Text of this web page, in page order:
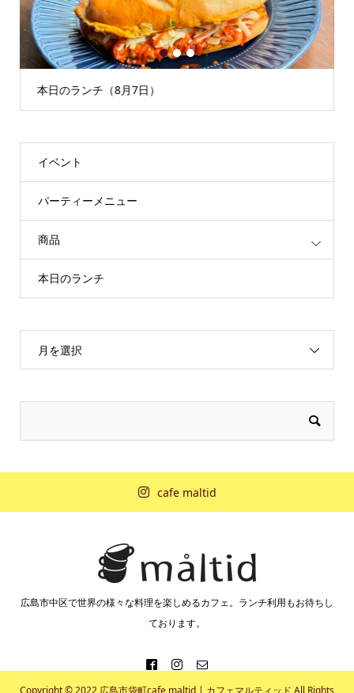
本日のランチ（8月7日）
1 2 3
イベント
パーティーメニュー
商品
本日のランチ
月を選択
cafe maltid
広島市中区で世界の様々な料理を楽しめるカフェ。ランチ利用もお待ちし
ております。